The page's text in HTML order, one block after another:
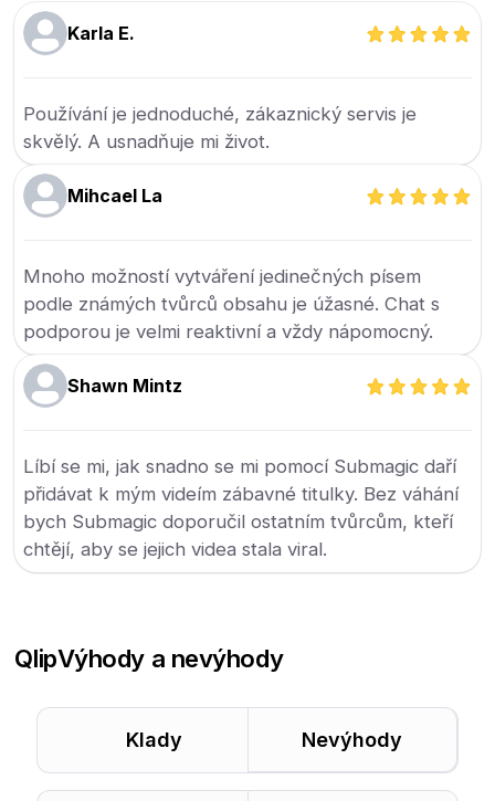
Karla E.
Používání je jednoduché, zákaznický servis je
skvělý. A usnadňuje mi život.
Mihcael La
Mnoho možností vytváření jedinečných písem
podle známých tvůrců obsahu je úžasné. Chat s
podporou je velmi reaktivní a vždy nápomocný.
Shawn Mintz
Líbí se mi, jak snadno se mi pomocí Submagic daří
přidávat k mým videím zábavné titulky. Bez váhání
bych Submagic doporučil ostatním tvůrcům, kteří
chtějí, aby se jejich videa stala viral.
QlipVýhody a nevýhody
Klady Nevýhody